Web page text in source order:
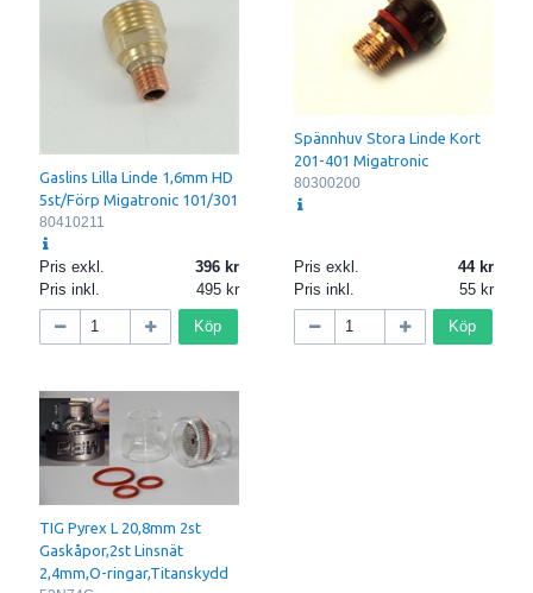
Gaslins Lilla Linde 1,6mm HD
5st/Förp Migatronic 101/301
80410211
Pris exkl.
396
Pris inkl.
495
Köp
Spännhuv Stora Linde Kort
201-401 Migatronic
80300200
Pris exkl.
44
Pris inkl.
55
Köp
TIG Pyrex L 20,8mm 2st
Gaskåpor,2st Linsnät
2,4mm,O-ringar,Titanskydd